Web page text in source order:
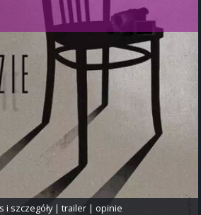
i szczegóły|trailer |opinie